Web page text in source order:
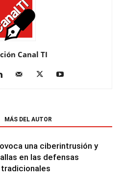
Canal TI
MÁS DEL AUTOR
una ciberintrusión y
en las defensas